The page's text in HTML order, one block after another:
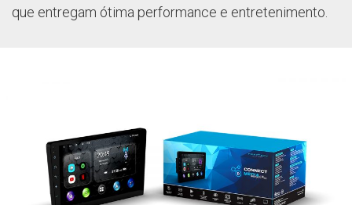
que entregam ótima performance e entretenimento.